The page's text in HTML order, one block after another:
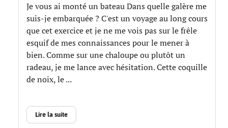
Je vous ai monté un bateau Dans quelle galère me
suis-je embarquée ? C'est un voyage au long cours
que cet exercice et je ne me vois pas sur le frêle
esquif de mes connaissances pour le mener à
bien. Comme sur une chaloupe ou plutôt un
radeau, je me lance avec hésitation. Cette coquille
de noix, le ...
Lire la suite